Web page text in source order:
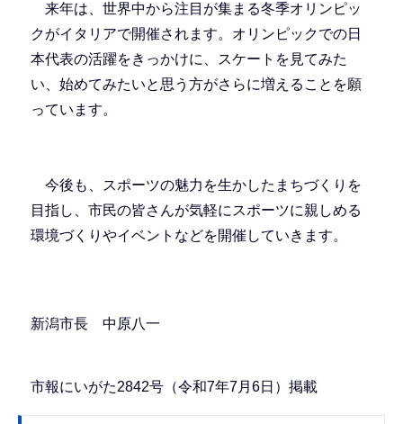
来年は、世界中から注目が集まる冬季オリンピッ
クがイタリアで開催されます。オリンピックでの日
本代表の活躍をきっかけに、スケートを見てみた
い、始めてみたいと思う方がさらに増えることを願
っています。
今後も、スポーツの魅力を生かしたまちづくりを
目指し、市民の皆さんが気軽にスポーツに親しめる
環境づくりやイベントなどを開催していきます。
新潟市長 中原八一
市報にいがた2842号（令和7年7月6日）掲載